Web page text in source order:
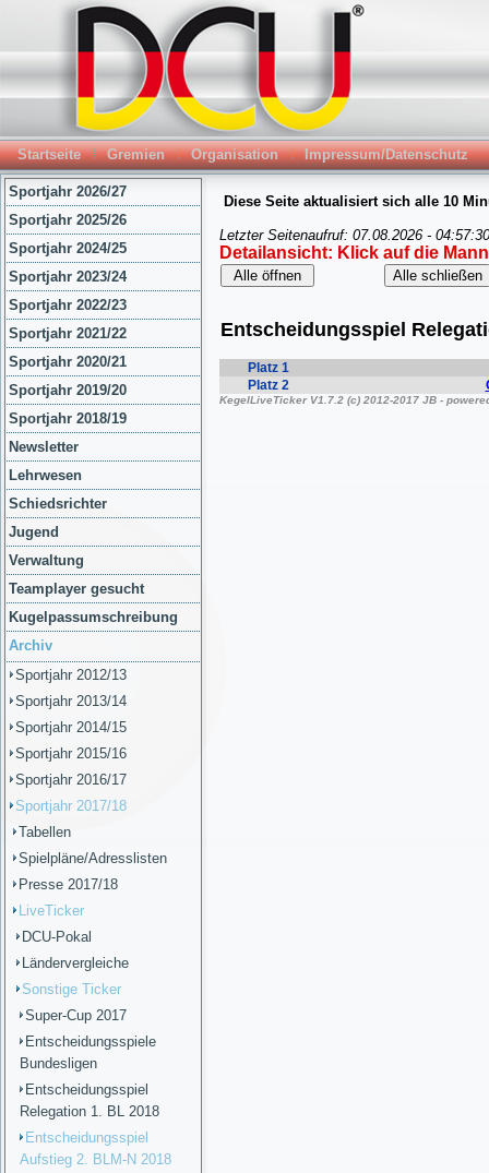
Startseite Gremien Organisation Impressum/Datenschutz
Sportjahr 2026/27
Sportjahr 2025/26
Sportjahr 2024/25
Sportjahr 2023/24
Sportjahr 2022/23
Sportjahr 2021/22
Sportjahr 2020/21
Sportjahr 2019/20
Sportjahr 2018/19
Newsletter
Lehrwesen
Schiedsrichter
Jugend
Verwaltung
Teamplayer gesucht
Kugelpassumschreibung
Archiv
Sportjahr 2012/13
Sportjahr 2013/14
Sportjahr 2014/15
Sportjahr 2015/16
Sportjahr 2016/17
Sportjahr 2017/18
Tabellen
Spielpläne/Adresslisten
Presse 2017/18
LiveTicker
DCU-Pokal
Ländervergleiche
Sonstige Ticker
Super-Cup 2017
Entscheidungsspiele
Bundesligen
Entscheidungsspiel
Relegation 1. BL 2018
Entscheidungsspiel
Aufstieg 2. BLM-N 2018